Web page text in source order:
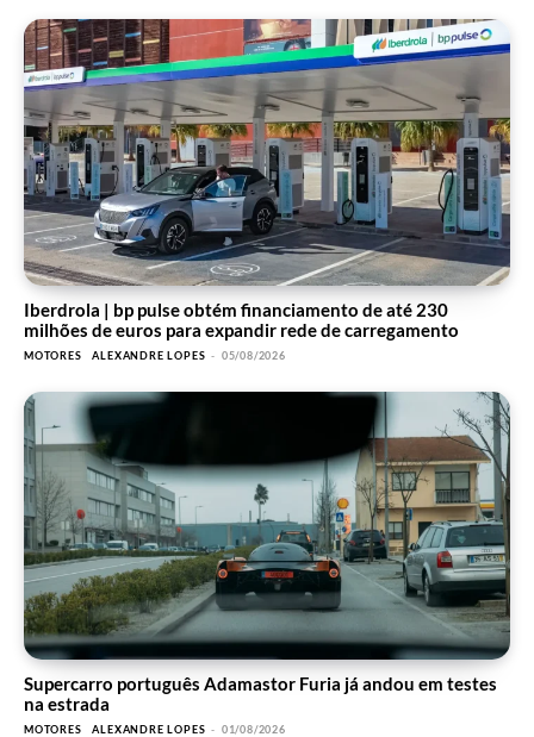
Iberdrola | bp pulse obtém financiamento de até 230
milhões de euros para expandir rede de carregamento
MOTORES ALEXANDRE LOPES - 05/08/2026
Supercarro português Adamastor Furia já andou em testes
na estrada
MOTORES ALEXANDRE LOPES - 01/08/2026